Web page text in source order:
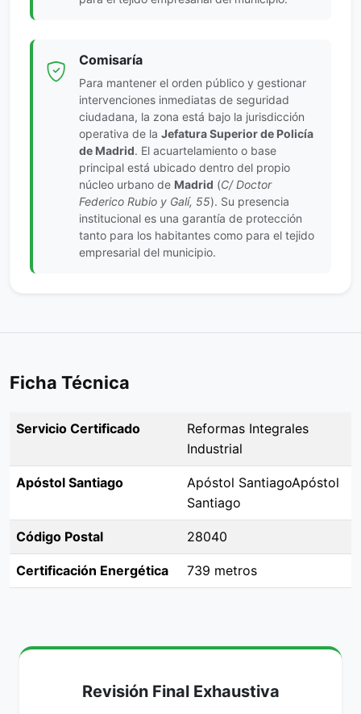
Comisaría
Para mantener el orden público y gestionar
intervenciones inmediatas de seguridad
ciudadana, la zona está bajo la jurisdicción
operativa de la Jefatura Superior de Policía
de Madrid. El acuartelamiento o base
principal está ubicado dentro del propio
núcleo urbano de Madrid (C/ Doctor
Federico Rubio y Galí, 55). Su presencia
institucional es una garantía de protección
tanto para los habitantes como para el tejido
empresarial del municipio.
Ficha Técnica
Servicio Certificado
Reformas Integrales
Industrial
Apóstol Santiago
Apóstol SantiagoApóstol
Santiago
Código Postal 28040
Certificación Energética 739 metros
Revisión Final Exhaustiva